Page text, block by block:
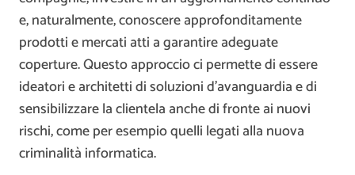
e, naturalmente, conoscere approfonditamente
prodotti e mercati atti a garantire adeguate
coperture. Questo approccio ci permette di essere
ideatori e architetti di soluzioni d’avanguardia e di
sensibilizzare la clientela anche di fronte ai nuovi
rischi, come per esempio quelli legati alla nuova
criminalità informatica.